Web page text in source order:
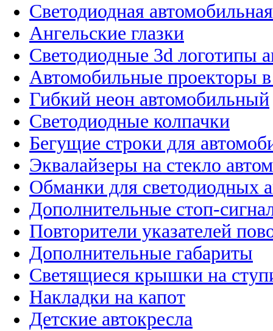
Светодиодная
Ангельские глазки
Светодиодные 3d логотипы
Автомобильные проекторы
Гибкий неон автомобильный
Светодиодные колпачки
Бегущие строки для
Эквалайзеры на стекло
Обманки для светодиодных
Дополнительные стоп-
Повторители указателей
Дополнительные габариты
Светящиеся крышки на
Накладки на капот
Детские автокресла